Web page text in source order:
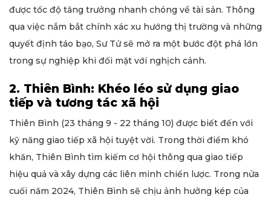
được tốc độ tăng trưởng nhanh chóng về tài sản. Thông
qua việc nắm bắt chính xác xu hướng thị trường và những
quyết định táo bạo, Sư Tử sẽ mở ra một bước đột phá lớn
trong sự nghiệp khi đối mặt với nghịch cảnh.
2. Thiên Bình: Khéo léo sử dụng giao
tiếp và tương tác xã hội
Thiên Bình (23 tháng 9 - 22 tháng 10) được biết đến với
kỹ năng giao tiếp xã hội tuyệt vời. Trong thời điểm khó
khăn, Thiên Bình tìm kiếm cơ hội thông qua giao tiếp
hiệu quả và xây dựng các liên minh chiến lược. Trong nửa
cuối năm 2024, Thiên Bình sẽ chịu ảnh hưởng kép của